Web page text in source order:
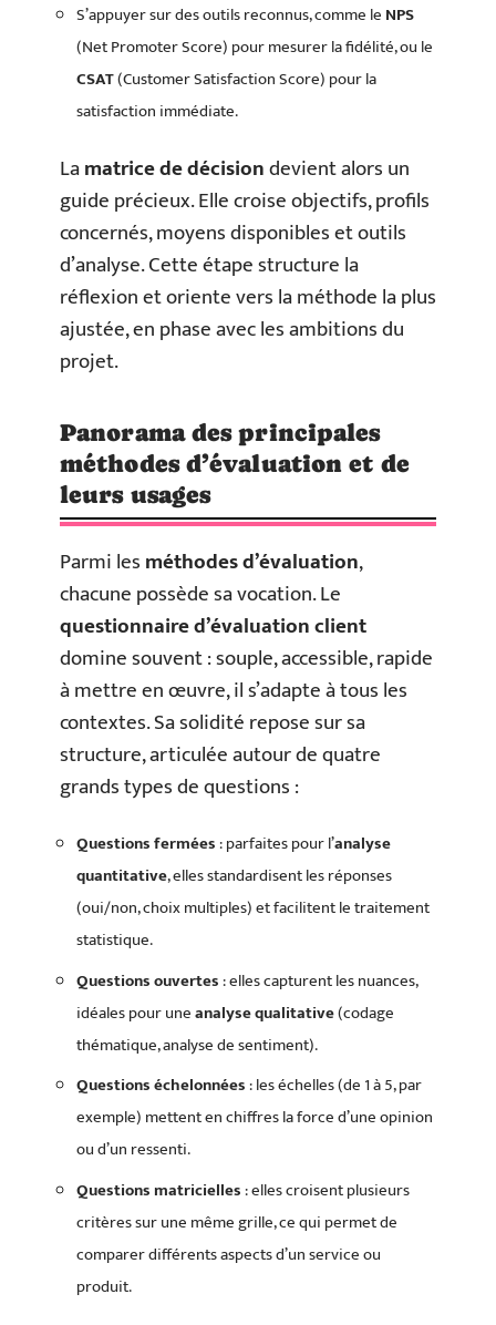
S’appuyer sur des outils reconnus, comme le NPS
(Net Promoter Score) pour mesurer la fidélité, ou le
CSAT(Customer Satisfaction Score) pour la
satisfaction immédiate.
Lamatrice de décisiondevient alors un
guide précieux. Elle croise objectifs, profils
concernés, moyens disponibles et outils
d’analyse. Cette étape structure la
réflexion et oriente vers la méthode la plus
ajustée, en phase avec les ambitions du
projet.
Panorama des principales
méthodes d’évaluation et de
leurs usages
Parmi lesméthodes d’évaluation,
chacune possède sa vocation. Le
questionnaire d’évaluation client
domine souvent : souple, accessible, rapide
à mettre en œuvre, il s’adapte à tous les
contextes. Sa solidité repose sur sa
structure, articulée autour de quatre
grands types de questions :
Questions fermées: parfaites pour l’analyse
quantitative, elles standardisent les réponses
(oui/non, choix multiples) et facilitent le traitement
statistique.
Questions ouvertes: elles capturent les nuances,
idéales pour uneanalyse qualitative(codage
thématique, analyse de sentiment).
Questions échelonnées: les échelles (de 1 à 5, par
exemple) mettent en chiffres la force d’une opinion
ou d’un ressenti.
Questions matricielles: elles croisent plusieurs
critères sur une même grille, ce qui permet de
comparer différents aspects d’un service ou
produit.